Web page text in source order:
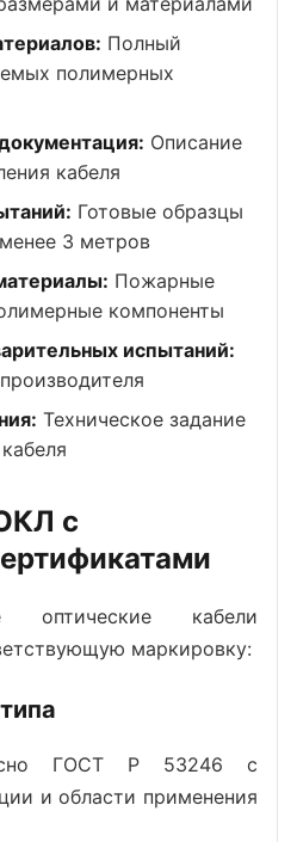
Полный
полимерных
Описание
кабеля
Готовые образцы
3 метров
Пожарные
компоненты
испытаний:
Техническое задание
с
оптические кабели
маркировку:
ГОСТ Р 53246 с
и области применения